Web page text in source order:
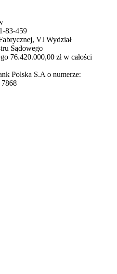
83-459
VI Wydział
Sądowego
76.420.000,00 zł w całości
Polska S.A o numerze: